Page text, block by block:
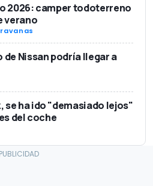
2026: camper todoterreno
verano
de Nissan podría llegar a
se ha ido "demasiado lejos"
del coche